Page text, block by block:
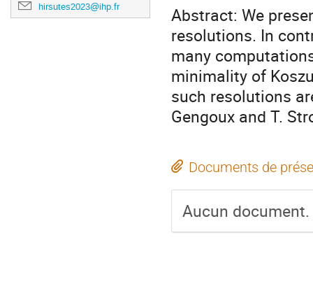
hirsutes2023@ihp.fr
Abstract: We
resolutions. In
many
minimality of
such resolutions
Gengoux and T.
Documents de
Aucun document.